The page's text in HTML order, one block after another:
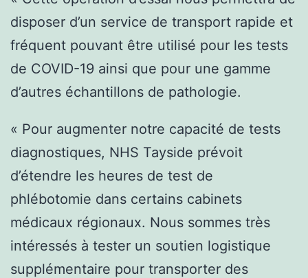
disposer d’un service de transport rapide et
fréquent pouvant être utilisé pour les tests
de COVID-19 ainsi que pour une gamme
d’autres échantillons de pathologie.
« Pour augmenter notre capacité de tests
diagnostiques, NHS Tayside prévoit
d’étendre les heures de test de
phlébotomie dans certains cabinets
médicaux régionaux. Nous sommes très
intéressés à tester un soutien logistique
supplémentaire pour transporter des